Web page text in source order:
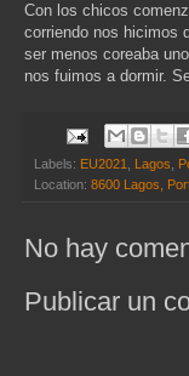
Con los chicos
corriendo nos hicimos
ser menos coreaba
nos fuimos a dormir.
Labels: EU2021, Lagos,
Location: 8600 Lagos,
No hay
Publicar un